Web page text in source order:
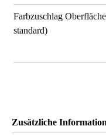
Farbzuschlag
standard)
Zusätzliche Information